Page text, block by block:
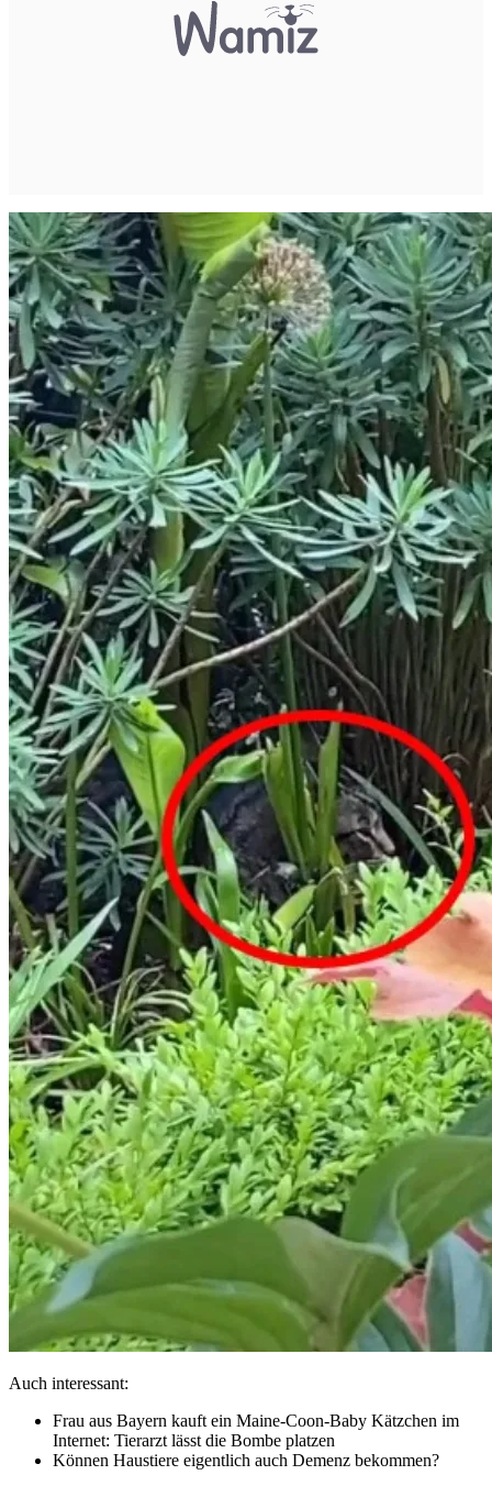
Auch interessant:
Frau aus Bayern kauft ein Maine-Coon-Baby Kätzchen im
Internet: Tierarzt lässt die Bombe platzen
Können Haustiere eigentlich auch Demenz bekommen?